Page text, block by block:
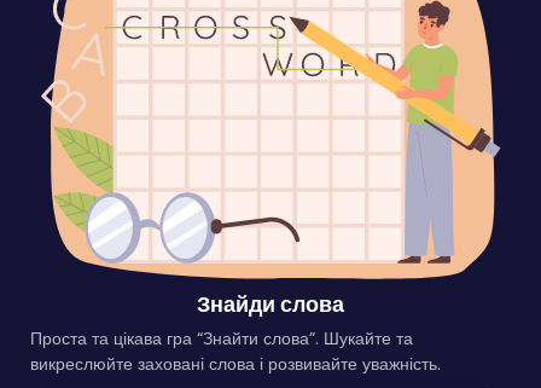
Знайди слова
Проста та цікава гра “Знайти слова”. Шукайте та
викреслюйте заховані слова і розвивайте уважність.